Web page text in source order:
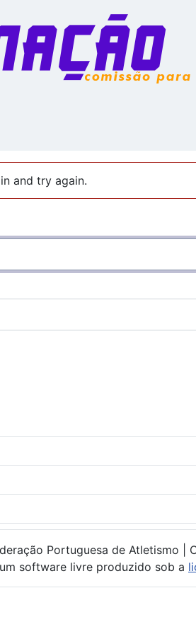
and try again.
Portuguesa de Atletismo |
software livre produzido sob a